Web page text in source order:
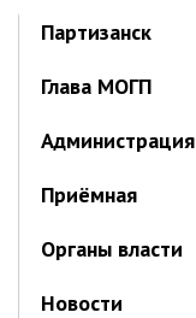
Партизанск
Глава МОГП
Администрация
Приёмная
Органы власти
Новости